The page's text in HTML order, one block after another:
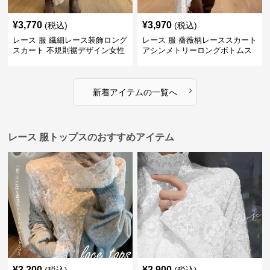
¥3,770 (税込)
レース 服 繊細レース装飾ロング
スカート 不規則裾デザイン女性
¥3,970 (税込)
レース 服 薔薇柄レーススカート
アシンメトリーロングボトムス
新着アイテムの一覧へ ›
レース 服トップスのおすすめアイテム